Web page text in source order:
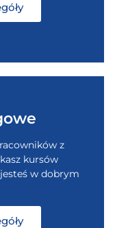
z
kursów
w dobrym